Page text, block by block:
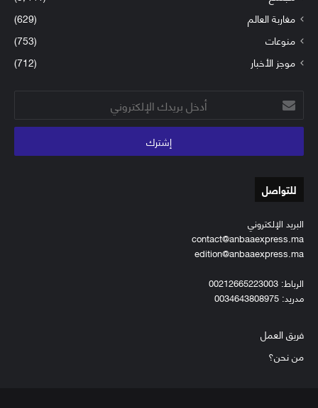
مغاربة العالم
(629)
منوعات
(753)
موجز الأخبار
(712)
أدخل
بريدك
الإلكتروني
للتواصل
البريد الإلكتروني
contact@anbaaexpress.ma
edition@anbaaexpress.ma
الرباط: 00212665223003
مدريد: 0034643808975
فريق العمل
من نحن؟